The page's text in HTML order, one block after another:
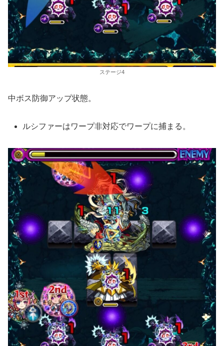
ステージ4
中ボス防御アップ状態。
ルシファーはワープ非対応でワープに捕まる。